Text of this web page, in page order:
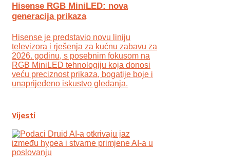
Hisense RGB MiniLED: nova
generacija prikaza
Hisense je predstavio novu liniju
televizora i rješenja za kućnu zabavu za
2026. godinu, s posebnim fokusom na
RGB MiniLED tehnologiju koja donosi
veću preciznost prikaza, bogatije boje i
unaprijeđeno iskustvo gledanja.
Vijesti